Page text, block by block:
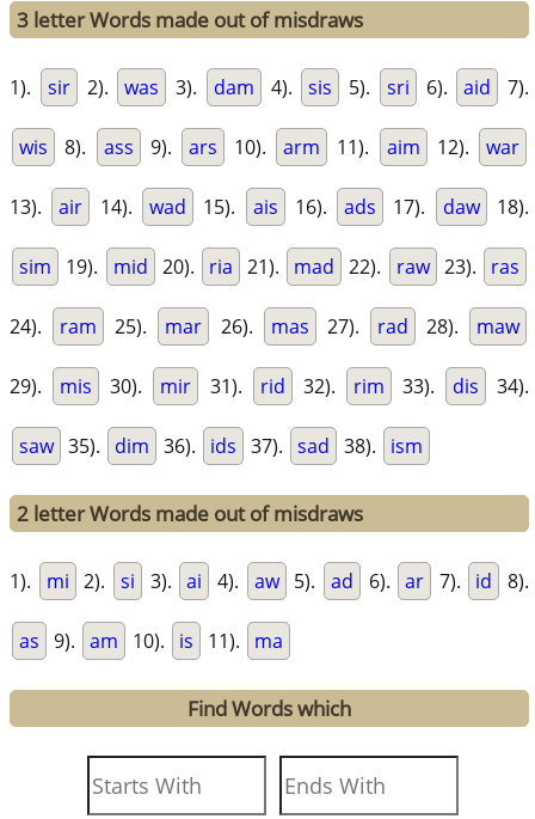
3 letter Words made out of misdraws
1). sir 2). was 3). dam 4). sis 5). sri 6). aid 7).
wis 8). ass 9). ars 10). arm 11). aim 12). war
13). air 14). wad 15). ais 16). ads 17). daw 18).
sim 19). mid 20). ria 21). mad 22). raw 23). ras
24). ram 25). mar 26). mas 27). rad 28). maw
29). mis 30). mir 31). rid 32). rim 33). dis 34).
saw 35). dim 36). ids 37). sad 38). ism
2 letter Words made out of misdraws
1). mi 2). si 3). ai 4). aw 5). ad 6). ar 7). id 8).
as 9). am 10). is 11). ma
Find Words which